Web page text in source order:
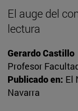
El auge del
lectura
Gerardo Castillo
Profesor
Publicado en: El
Navarra